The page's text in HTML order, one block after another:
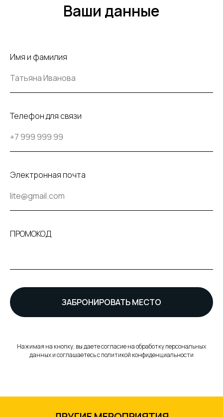
Ваши данные
Имя и фамилия
Телефон для связи
Электронная почта
ПРОМОКОД
ЗАБРОНИРОВАТЬ МЕСТО
Нажимая на кнопку, вы даете согласие на обработку персональных
данных и соглашаетесь c политикой конфиденциальности